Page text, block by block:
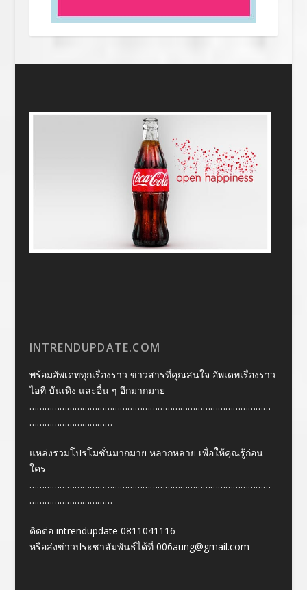
INTRENDUPDATE.COM
พร้อมอัพเดททุกเรื่องราว ข่าวสารที่คุณสนใจ อัพเดทเรื่องราว
ไอที บันเทิง และอื่น ๆ อีกมากมาย
……………………………………………………………………………………
……………………………
แหล่งรวมโปรโมชั่นมากมาย หลากหลาย เพื่อให้คุณรู้ก่อน
ใคร
……………………………………………………………………………………
……………………………
ติดต่อ intrendupdate 0811041116
หรือส่งข่าวประชาสัมพันธ์ได้ที่ 006aung@gmail.com